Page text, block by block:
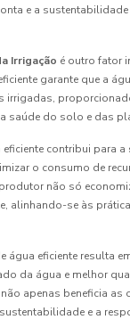
e a
Irrigação é outro fator
garante que a
irrigadas,
saúde do solo e das
contribui para a
o consumo de
não só
alinhando-se às
água eficiente resulta
da água e melhor
apenas beneficia as
e a